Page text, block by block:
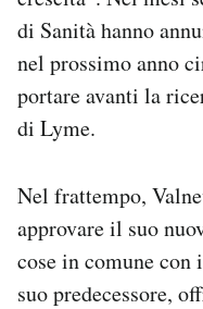
di Sanità hanno
nel prossimo anno
portare avanti la
di Lyme.
Nel frattempo,
approvare il suo
cose in comune
suo predecessore,